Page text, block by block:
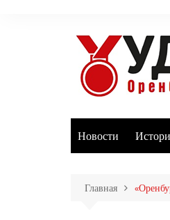
Новости
Главная